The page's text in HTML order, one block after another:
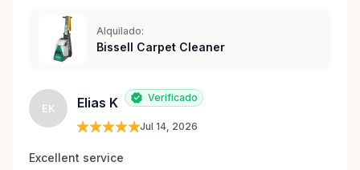
Alquilado:
Bissell Carpet Cleaner
EK Elias K Verificado
Jul 14, 2026
Excellent service